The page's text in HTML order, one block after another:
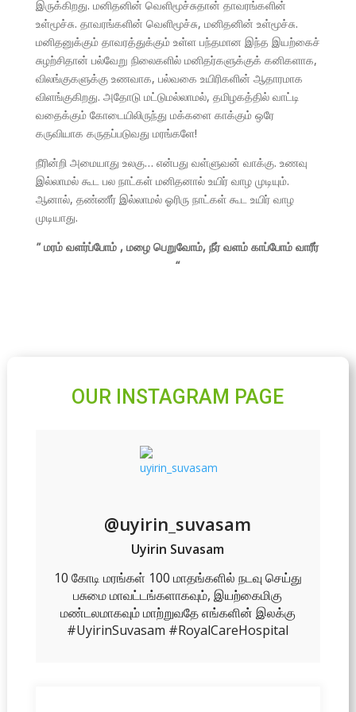
இருக்கிறது. மனிதனின் வெளிமூச்சுதான் தாவரங்களின்
உள்மூச்சு. தாவரங்களின் வெளிமூச்சு, மனிதனின் உள்மூச்சு.
மனிதனுக்கும் தாவரத்துக்கும் உள்ள பந்தமான இந்த இயற்கைச்
சுழற்சிதான் பல்வேறு நிலைகளில் மனிதர்களுக்குக் கனிகளாக,
விலங்குகளுக்கு உணவாக, பல்வகை உயிரிகளின் ஆதாரமாக
விளங்குகிறது. அதோடு மட்டுமல்லாமல், தமிழகத்தில் வாட்டி
வதைக்கும் கோடையிலிருந்து மக்களை காக்கும் ஒரே
கருவியாக கருதப்படுவது மரங்களே!
நீரின்றி அமையாது உலகு… என்பது வள்ளுவன் வாக்கு. உணவு
இல்லாமல் கூட பல நாட்கள் மனிதனால் உயிர் வாழ முடியும்.
ஆனால், தண்ணீர் இல்லாமல் ஓரிரு நாட்கள் கூட உயிர் வாழ
முடியாது.
” மரம் வளர்ப்போம் , மழை பெறுவோம், நீர் வளம் காப்போம் வாரீர்
“
OUR INSTAGRAM PAGE
@uyirin_suvasam
Uyirin Suvasam
10 கோடி மரங்கள் 100 மாதங்களில் நடவு செய்து
பசுமை மாவட்டங்களாகவும், இயற்கைமிகு
மண்டலமாகவும் மாற்றுவதே எங்களின் இலக்கு
#UyirinSuvasam #RoyalCareHospital